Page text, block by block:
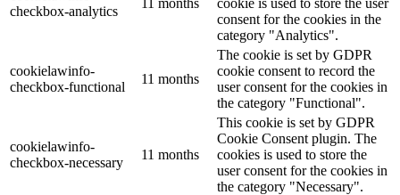
checkbox-analytics
consent for the cookies in the
category "Analytics".
cookielawinfo-
checkbox-functional
11 months
The cookie is set by GDPR
cookie consent to record the
user consent for the cookies in
the category "Functional".
cookielawinfo-
checkbox-necessary
11 months
This cookie is set by GDPR
Cookie Consent plugin. The
cookies is used to store the
user consent for the cookies in
the category "Necessary".